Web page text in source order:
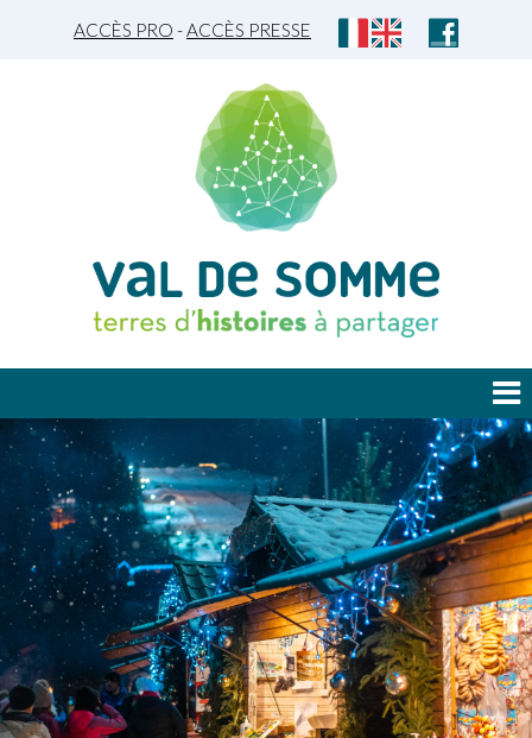
ACCÈS PRO -ACCÈS PRESSE
JE DÉCOUVRE
JE PLANIFIE
JE PARTICIPE